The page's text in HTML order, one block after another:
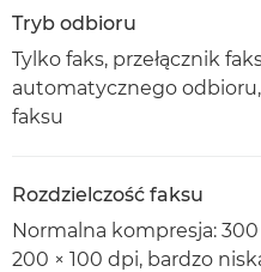
Tryb odbioru
Tylko faks, przełącznik
automatycznego
faksu
Rozdzielczość faksu
Normalna kompresja:
200 × 100 dpi, bardzo